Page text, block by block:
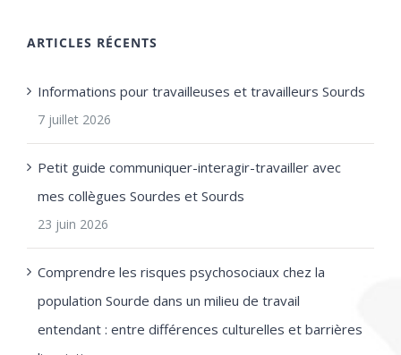
ARTICLES RÉCENTS
Informations pour travailleuses et travailleurs Sourds
7 juillet 2026
Petit guide communiquer-interagir-travailler avec
mes collègues Sourdes et Sourds
23 juin 2026
Comprendre les risques psychosociaux chez la
population Sourde dans un milieu de travail
entendant : entre différences culturelles et barrières